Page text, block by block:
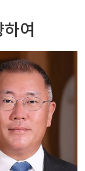
여